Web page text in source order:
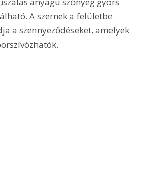
A szernek a felületbe
a szennyeződéseket, amelyek